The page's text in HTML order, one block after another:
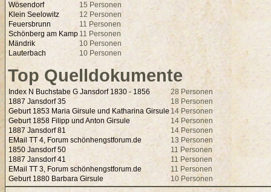
Wösendorf
15 Personen
Klein Seelowitz
12 Personen
Feuersbrunn
11 Personen
Schönberg am Kamp 11 Personen
Mändrik
10 Personen
Lauterbach
10 Personen
Top Quelldokumente
Index N Buchstabe G Jansdorf 1830 - 1856
28 Personen
1887 Jansdorf 35
18 Personen
Geburt 1853 Maria Girsule und Katharina Girsule 14 Personen
Geburt 1858 Filipp und Anton Girsule
14 Personen
1887 Jansdorf 81
14 Personen
EMail TT 4, Forum schönhengstforum.de
13 Personen
1850 Jansdorf 50
11 Personen
1887 Jansdorf 41
11 Personen
EMail TT 3, Forum schönhengstforum.de
11 Personen
Geburt 1880 Barbara Girsule
10 Personen